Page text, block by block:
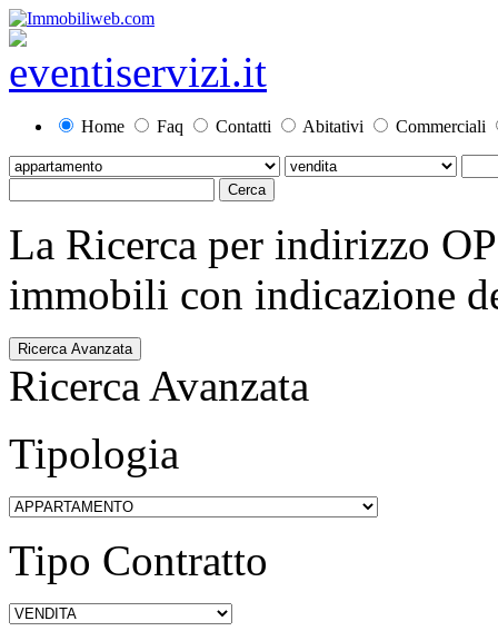
Home Faq Contatti Abitativi Commerciali
La Ricerca per indirizzo
immobili con indicazione
Ricerca Avanzata
Ricerca Avanzata
Tipologia
Tipo Contratto